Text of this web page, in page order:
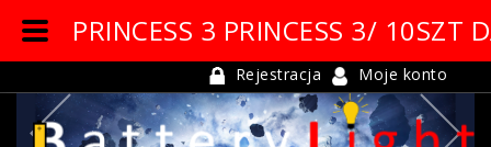
Rejestracja Moje konto
Previous
PRINCESS 3 PRINCESS 3/ 10SZT